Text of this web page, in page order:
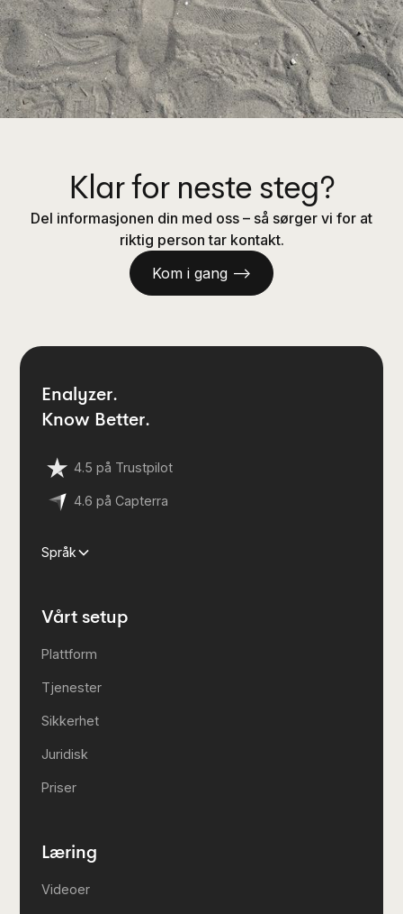
Klar for neste steg?
Del informasjonen din med oss – så sørger vi for at
riktig person tar kontakt.
Kom i gang —>
Enalyzer.
Know Better.
4.5 på Trustpilot
4.6 på Capterra
Språk
Vårt setup
Plattform
Tjenester
Sikkerhet
Juridisk
Priser
Læring
Videoer